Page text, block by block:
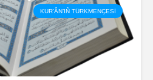
KUR’ÂN’IÑ TÜRKMENÇESİ